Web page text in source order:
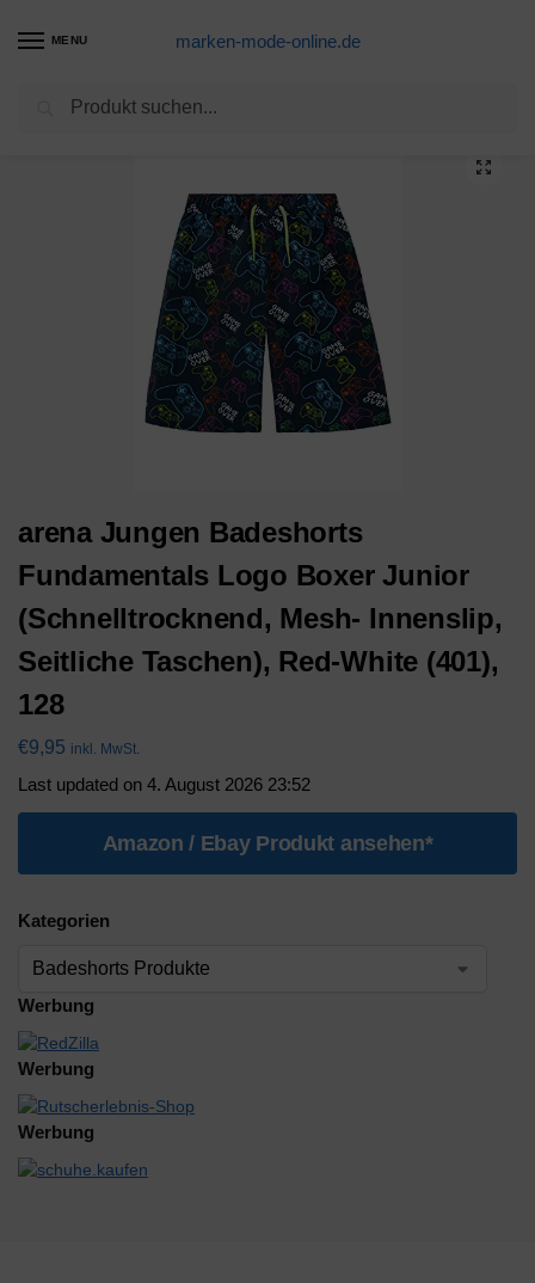
MENU marken-mode-online.de
Badeshorts Produkte
arena Jungen Badeshorts
Fundamentals Logo Boxer Junior
(Schnelltrocknend, Mesh- Innenslip,
Seitliche Taschen), Red-White (401),
128
€9,95 inkl. MwSt.
Last updated on 4. August 2026 23:52
Amazon / Ebay Produkt ansehen*
Kategorien
Werbung
Werbung
Werbung